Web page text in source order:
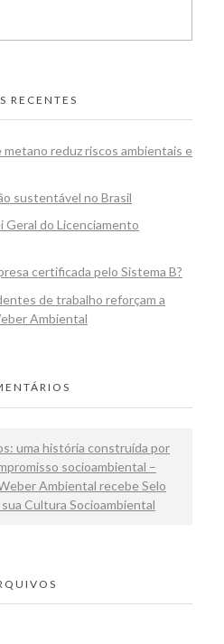
RECENTES
reduz riscos ambientais e
sustentável no Brasil
Geral do Licenciamento
certificada pelo Sistema B?
de trabalho reforçam a
Ambiental
uma história construída por
socioambiental –
Ambiental recebe Selo
Cultura Socioambiental